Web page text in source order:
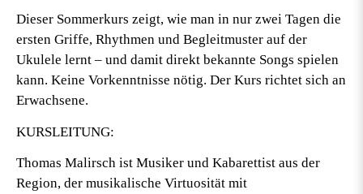
Dieser Sommerkurs zeigt, wie man in nur zwei Tagen die
ersten Griffe, Rhythmen und Begleitmuster auf der
Ukulele lernt – und damit direkt bekannte Songs spielen
kann. Keine Vorkenntnisse nötig. Der Kurs richtet sich an
Erwachsene.
KURSLEITUNG:
Thomas Malirsch ist Musiker und Kabarettist aus der
Region, der musikalische Virtuosität mit